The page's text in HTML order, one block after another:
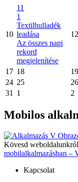
10
11
1
Textilhulladék
leadása
Az összes napi
rekord
megjelenítése
12
17 18 19
24 25 26
31
1 2
Mobilos
Kövesd
mobilalkalmazásban –
Kapcsolat